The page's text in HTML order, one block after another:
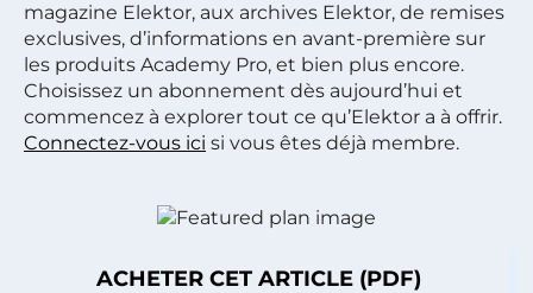
magazine Elektor, aux archives Elektor, de remises
exclusives, d’informations en avant-première sur
les produits Academy Pro, et bien plus encore.
Choisissez un abonnement dès aujourd’hui et
commencez à explorer tout ce qu’Elektor a à offrir.
Connectez-vous ici si vous êtes déjà membre.
ACHETER CET ARTICLE (PDF)